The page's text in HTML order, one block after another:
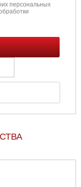
персональных